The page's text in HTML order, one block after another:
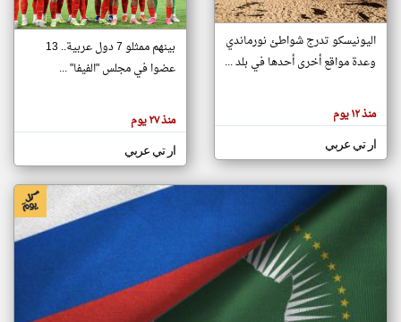
تغيير الدولة
اخبار جزر القمر على مدار الساعة
أهم اخبار جزر القمر العاجلة والمباشرة
هنا عن
وجهة
كاتبيها.
اليونيسكو تدرج شواطئ نورماندي
وعدة مواقع أخرى أحدها في بلد ...
منذ ١٢ يوم
ار تي عربي
بينهم ممثلو 7 دول عربية.. 13
عضوا في مجلس "الفيفا" ...
منذ ٢٧ يوم
ار تي عربي
klyoum.com